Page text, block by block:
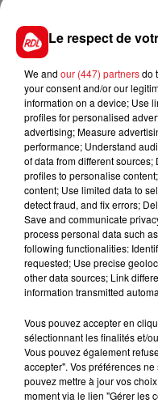
Enfin, le maire
infirmières, déjà
séduire un éventuel
FIL D'ACTUS
15 juillet 2026
BÉTHUNE:
VOLONTAIRE EN
Selon les premiers
à des prostituées
Le respect de
We and our (447) partnersdo
your consent and/or our
information on a device; Use
profiles for personalised
advertising; Measure
performance; Understand
of data from different
profiles to personalise
content; Use limited data to
detect fraud, and fix errors;
Save and communicate
process personal data such
following functionalities:
requested; Use precise
other data sources; Link
information transmitted
Vous pouvez accepter en
sélectionnant les finalités et/
Vous pouvez également
accepter". Vos préférences
pouvez mettre à jour vos
moment via le lien "Gérer les